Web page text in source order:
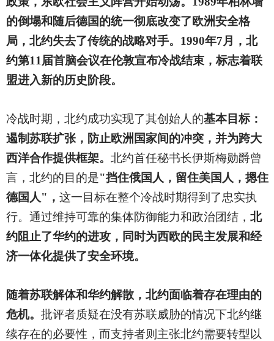
的倒塌和随后德国的统一彻底改变了欧洲安全格
局，北约失去了传统的战略对手。1990年7月，北
约第11届首脑会议在伦敦宣布冷战结束，标志着联
盟进入新的历史阶段。
冷战时期，北约成功实现了其创始人的基本目标：
遏制苏联扩张，防止欧洲国家间的冲突，并为跨大
西洋合作提供框架。 北约首任秘书长伊斯梅勋爵曾
言，北约的目的是"挡住俄国人，留住美国人，摁住
德国人"， 这一目标在整个冷战时期得到了忠实执
行。通过维持可靠的集体防御能力和政治团结， 北
约阻止了华约的进攻，同时为西欧的民主发展和经
济一体化提供了安全环境。
随着苏联解体和华约解散，北约面临着存在理由的
危机。 批评者质疑在没有苏联威胁的情况下北约继
续存在的必要性，而支持者则主张北约需要转型以